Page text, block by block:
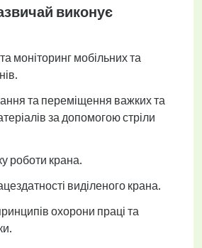
виконує
моніторинг мобільних та
та переміщення важких та
за допомогою стріли
роботи крана.
виділеного крана.
охорони праці та